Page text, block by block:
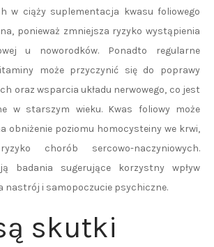
w ciąży suplementacja kwasu foliowego
ponieważ zmniejsza ryzyko wystąpienia
u noworodków. Ponadto regularne
może przyczynić się do poprawy
oraz wsparcia układu nerwowego, co jest
w starszym wieku. Kwas foliowy może
obniżenie poziomu homocysteiny we krwi,
chorób sercowo-naczyniowych.
badania sugerujące korzystny wpływ
nastrój i samopoczucie psychiczne.
skutki